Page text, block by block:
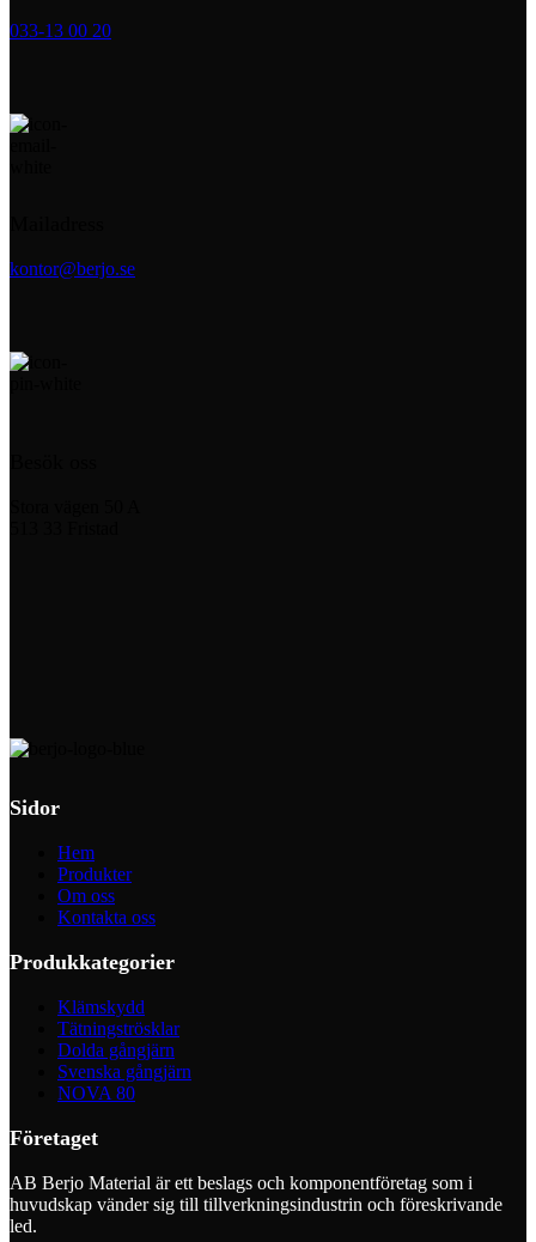
033-13 00 20
kontor@berjo.se
Sidor
Hem
Produkter
Om oss
Kontakta oss
Produkkategorier
Klämskydd
Tätningströsklar
Dolda gångjärn
Svenska gångjärn
NOVA 80
Företaget
AB Berjo Material är ett beslags och komponentföretag som i
huvudskap vänder sig till tillverkningsindustrin och föreskrivande
led.